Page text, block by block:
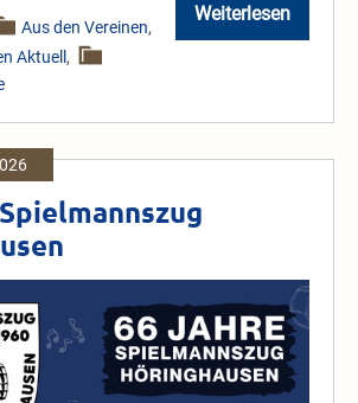
Weiterlesen
Museumstag:
Aus den Vereinen,
Aktuell ,